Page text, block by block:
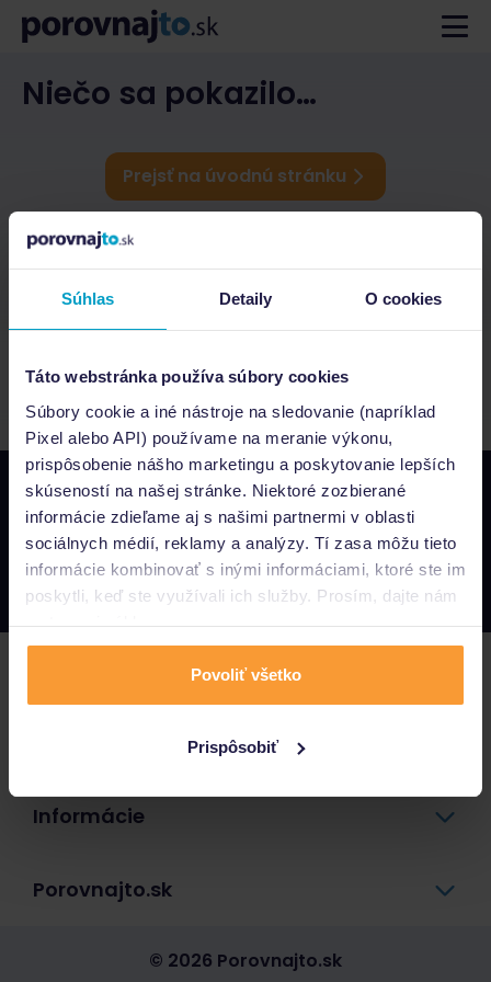
Súhlas Detaily O cookies
Táto webstránka používa súbory cookies
Súbory cookie a iné nástroje na sledovanie (napríklad
Pixel alebo API) používame na meranie výkonu,
prispôsobenie nášho marketingu a poskytovanie lepších
skúseností na našej stránke. Niektoré zozbierané
informácie zdieľame aj s našimi partnermi v oblasti
sociálnych médií, reklamy a analýzy. Tí zasa môžu tieto
informácie kombinovať s inými informáciami, ktoré ste im
poskytli, keď ste využívali ich služby. Prosím, dajte nám
na to svoj súhlas.
Povoliť všetko
Prispôsobiť
Niečo sa pokazilo…
Prejsť na úvodnú stránku
Napíšte nám
info@porovnajto.sk
Zavolajte nám
0800 400 300
Informácie
Porovnajto.sk
© 2026 Porovnajto.sk